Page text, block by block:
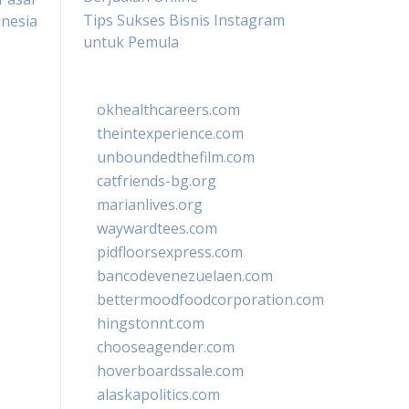
Tips Sukses Bisnis Instagram
untuk Pemula
okhealthcareers.com
theintexperience.com
unboundedthefilm.com
catfriends-bg.org
marianlives.org
waywardtees.com
pidfloorsexpress.com
bancodevenezuelaen.com
bettermoodfoodcorporation.com
hingstonnt.com
chooseagender.com
hoverboardssale.com
alaskapolitics.com